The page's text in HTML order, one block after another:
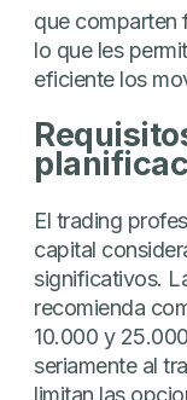
que comparten
lo que les
eficiente los
El trading
capital
significativos.
recomienda
10.000 y
seriamente al
limitan las